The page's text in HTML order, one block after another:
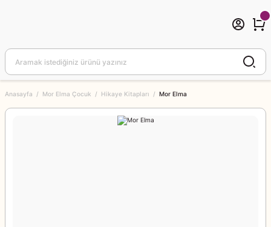
Anasayfa Mor Elma Çocuk Hikaye Kitapları Mor Elma